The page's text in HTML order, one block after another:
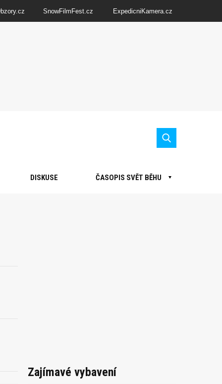
SnowFilmFest.cz ExpedicniKamera.cz
DISKUSE ČASOPIS SVĚT BĚHU
Zajímavé vybavení